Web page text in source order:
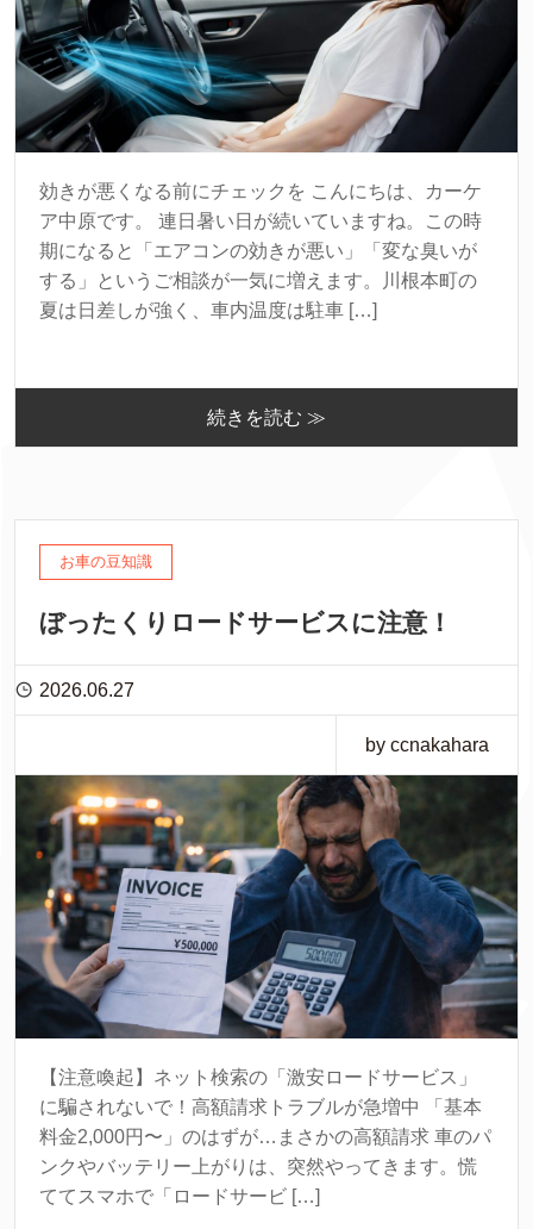
効きが悪くなる前にチェックを こんにちは、カーケ
ア中原です。 連日暑い日が続いていますね。この時
期になると「エアコンの効きが悪い」「変な臭いが
する」というご相談が一気に増えます。川根本町の
夏は日差しが強く、車内温度は駐車 […]
続きを読む ≫
お車の豆知識
ぼったくりロードサービスに注意！
2026.06.27
by ccnakahara
【注意喚起】ネット検索の「激安ロードサービス」
に騙されないで！高額請求トラブルが急増中 「基本
料金2,000円〜」のはずが…まさかの高額請求 車のパ
ンクやバッテリー上がりは、突然やってきます。慌
ててスマホで「ロードサービ […]